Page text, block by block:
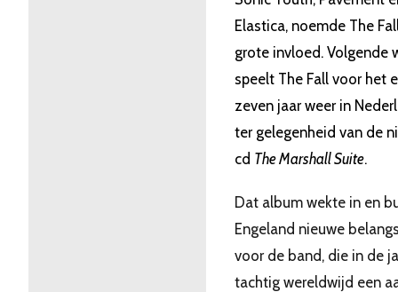
Elastica, noemde The
grote invloed. Volgende
speelt The Fall voor het
zeven jaar weer in
ter gelegenheid van de
cd The Marshall Suite.
Dat album wekte in en
Engeland nieuwe
voor de band, die in de
tachtig wereldwijd een